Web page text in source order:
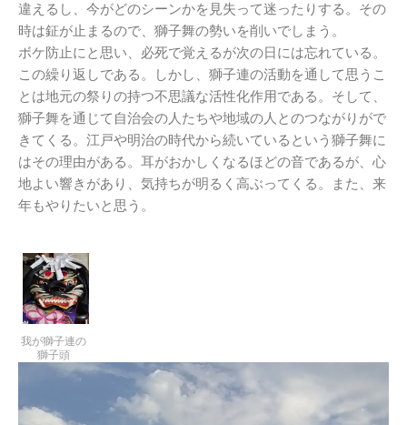
違えるし、今がどのシーンかを見失って迷ったりする。その
時は鉦が止まるので、獅子舞の勢いを削いでしまう。
ボケ防止にと思い、必死で覚えるが次の日には忘れている。
この繰り返しである。しかし、獅子連の活動を通して思うこ
とは地元の祭りの持つ不思議な活性化作用である。そして、
獅子舞を通じて自治会の人たちや地域の人とのつながりがで
きてくる。江戸や明治の時代から続いているという獅子舞に
はその理由がある。耳がおかしくなるほどの音であるが、心
地よい響きがあり、気持ちが明るく高ぶってくる。また、来
年もやりたいと思う。
我が獅子連の
獅子頭
プ